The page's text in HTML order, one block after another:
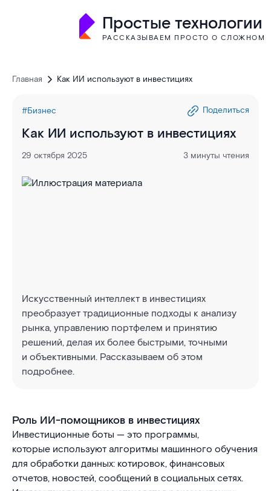
Простые технологии
РАССКАЗЫВАЕМ ПРОСТО О СЛОЖНОМ
Главная Как ИИ используют в инвестициях
#Бизнес Поделиться
Как ИИ используют в инвестициях
29 октября 2025 3 минуты чтения
Искусственный интеллект в инвестициях
преобразует традиционные подходы к анализу
рынка, управлению портфелем и принятию
решений, делая их более быстрыми, точными
и объективными. Рассказываем об этом
подробнее.
Роль ИИ-помощников в инвестициях
Инвестиционные боты — это программы,
которые используют алгоритмы машинного обучения
для обработки данных: котировок, финансовых
отчетов, новостей, сообщений в социальных сетях.